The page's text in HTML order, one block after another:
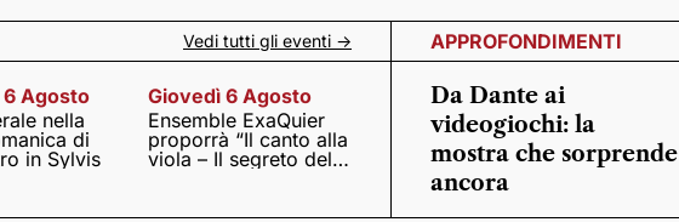
Vedi tutti gli eventi ->
Agosto
nella
di
in Sylvis
Giovedì 6 Agosto
Ensemble ExaQuier
proporrà “Il canto alla
viola – Il segreto del
APPROFONDIMENTI
Da Dante ai
videogiochi: la
mostra che sorprende
ancora